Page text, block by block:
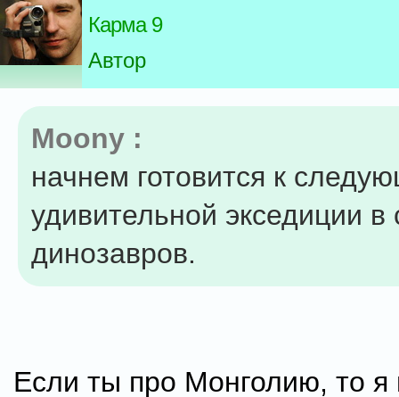
Карма 9
Автор
Moony :
начнем готовится к
удивительной экседиции в
динозавров.
Если ты про Монголию, то я